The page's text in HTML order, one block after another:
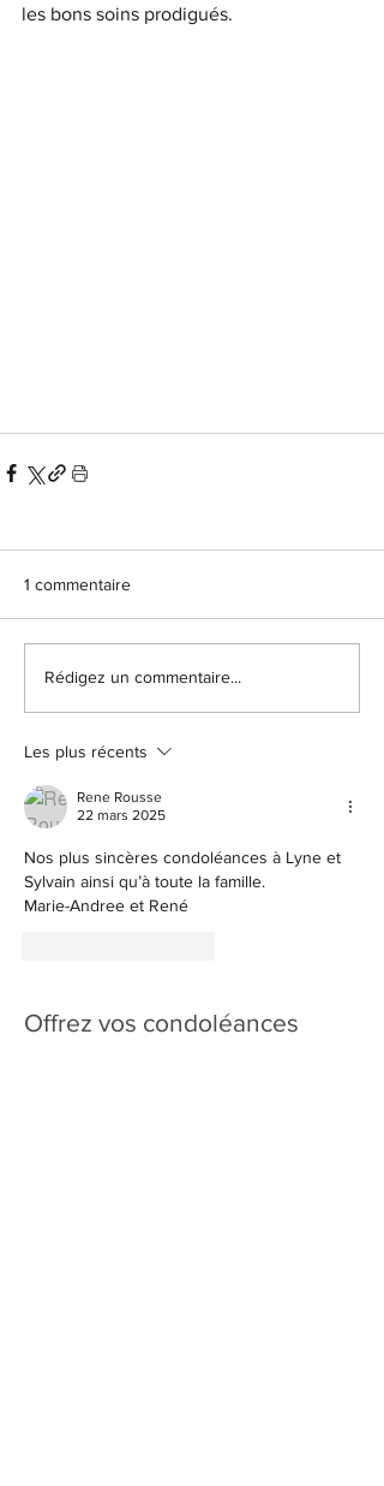
les bons soins prodigués.
1 commentaire
Rédigez un commentaire...
Les plus récents
Rene Rousse
22 mars 2025
Nos plus sincères condoléances à Lyne et
Sylvain ainsi qu’à toute la famille.
Marie-Andree et René
Offrez vos condoléances